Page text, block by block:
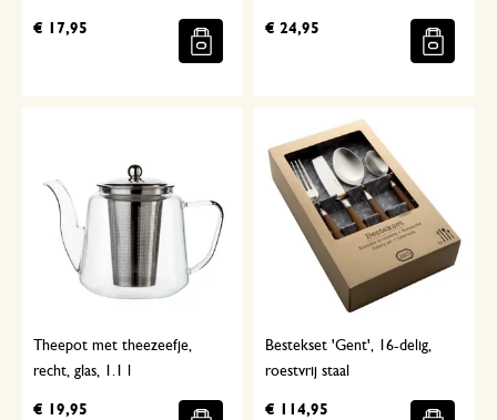
€ 17,95 € 24,95
Theepot met theezeefje,
recht, glas, 1.1 l
€ 19,95
Bestekset 'Gent', 16-delig,
roestvrij staal
€ 114,95